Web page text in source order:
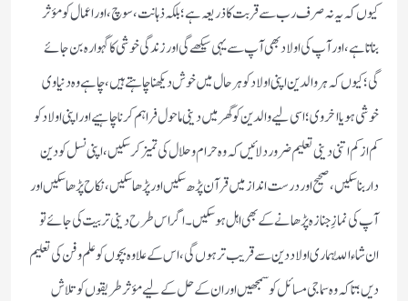
کیوں کہ یہ نہ صرف رب سے قربت کا ذریعہ ہے؛ بلکہ ذہانت، سوچ، اور اعمال کو مؤثر
بناتا ہے، اور آپ کی اولاد بھی آپ سے یہی سیکھے گی اور زندگی خوشی کا گہوارہ بن جائے
گی؛ کیوں‌کہ ہر والدین اپنی اولاد کو ہر حال میں خوش دیکھنا چاہتے ہیں، چاہے وہ دنیاوی
خوشی ہو یا اخروی؛ اسی لیے والدین کو گھر میں دینی ماحول فراہم کرنا چاہیے اور اپنی اولاد کو
کم از کم اتنی دینی تعلیم ضرور دلائیں کہ وہ حرام و حلال کی تمیز کر سکیں، اپنی نسل کو دین
دار بنا سکیں، صحیح اور درست انداز میں قرآن پڑھ سکیں اور پڑھا سکیں، نکاح پڑھا سکیں اور
آپ کی نمازِ جنازہ پڑھانے کے بھی اہل ہوسکیں۔ اگر اس طرح دینی تربیت کی جائے تو
ان شاء اللّٰہ ہماری اولاد دین سے قریب تر ہوں گی، اس کے علاوہ بچوں کو علم و فن کی تعلیم
دیں؛ تاکہ وہ سماجی مسائل کو سمجھیں اور ان کے حل کے لیے مؤثر طریقوں کو تلاش